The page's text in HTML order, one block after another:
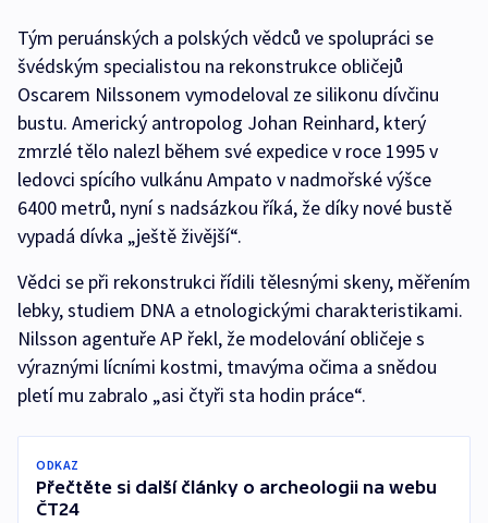
Tým peruánských a polských vědců ve spolupráci se
švédským specialistou na rekonstrukce obličejů
Oscarem Nilssonem vymodeloval ze silikonu dívčinu
bustu. Americký antropolog Johan Reinhard, který
zmrzlé tělo nalezl během své expedice v roce 1995 v
ledovci spícího vulkánu Ampato v nadmořské výšce
6400 metrů, nyní s nadsázkou říká, že díky nové bustě
vypadá dívka „ještě živější“.
Vědci se při rekonstrukci řídili tělesnými skeny, měřením
lebky, studiem DNA a etnologickými charakteristikami.
Nilsson agentuře AP řekl, že modelování obličeje s
výraznými lícními kostmi, tmavýma očima a snědou
pletí mu zabralo „asi čtyři sta hodin práce“.
ODKAZ
Přečtěte si další články o archeologii na webu
ČT24